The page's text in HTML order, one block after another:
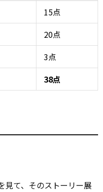
15点
20点
3点
38点
見て、そのストーリー展